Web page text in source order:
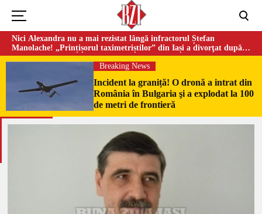
Nici Alexandra nu a mai rezistat lângă infractorul Ștefan
Manolache! „Prințișorul taximetriștilor” din Iași a divorţat după
doi ani de căsnicie
Breaking News
Incident la graniță! O dronă a intrat din
România în Bulgaria şi a explodat la 100
de metri de frontieră